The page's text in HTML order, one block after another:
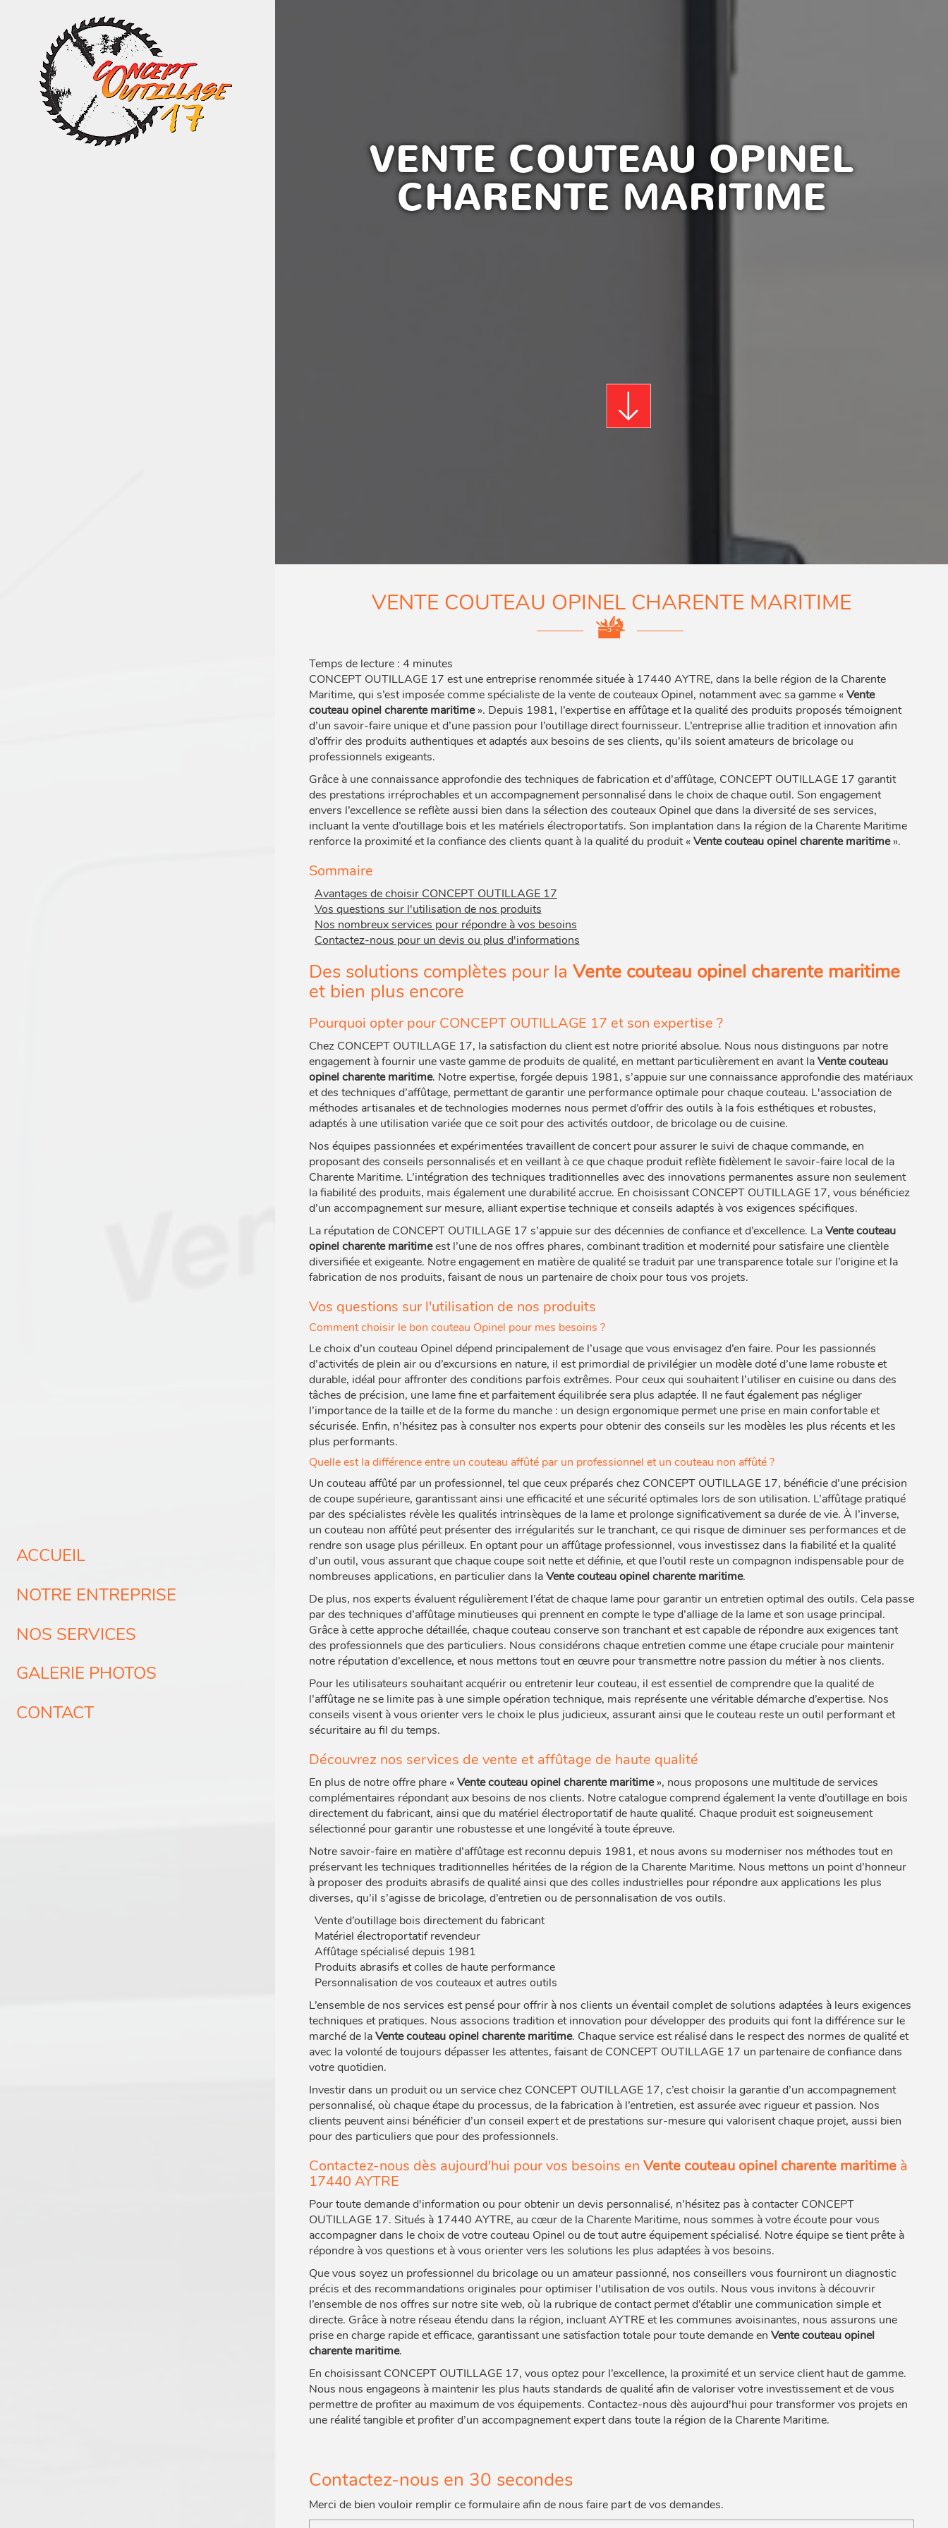
ACCUEIL
NOTRE ENTREPRISE
NOS SERVICES
GALERIE PHOTOS
CONTACT
VENTE COUTEAU OPINEL
CHARENTE MARITIME
VENTE COUTEAU OPINEL CHARENTE MARITIME
Temps de lecture : 4 minutes
CONCEPT OUTILLAGE 17 est une entreprise renommée située à 17440 AYTRE, dans la belle région de la Charente
Maritime, qui s’est imposée comme spécialiste de la vente de couteaux Opinel, notamment avec sa gamme « Vente
couteau opinel charente maritime». Depuis 1981, l’expertise en affûtage et la qualité des produits proposés témoignent
d’un savoir-faire unique et d’une passion pour l’outillage direct fournisseur. L’entreprise allie tradition et innovation afin
d’offrir des produits authentiques et adaptés aux besoins de ses clients, qu’ils soient amateurs de bricolage ou
professionnels exigeants.
Grâce à une connaissance approfondie des techniques de fabrication et d’affûtage, CONCEPT OUTILLAGE 17 garantit
des prestations irréprochables et un accompagnement personnalisé dans le choix de chaque outil. Son engagement
envers l’excellence se reflète aussi bien dans la sélection des couteaux Opinel que dans la diversité de ses services,
incluant la vente d’outillage bois et les matériels électroportatifs. Son implantation dans la région de la Charente Maritime
renforce la proximité et la confiance des clients quant à la qualité du produit « Vente couteau opinel charente maritime».
Sommaire
Avantages de choisir CONCEPT OUTILLAGE 17
Vos questions sur l'utilisation de nos produits
Nos nombreux services pour répondre à vos besoins
Contactez-nous pour un devis ou plus d'informations
Des solutions complètes pour la Vente couteau opinel charente maritime
et bien plus encore
Pourquoi opter pour CONCEPT OUTILLAGE 17 et son expertise ?
Chez CONCEPT OUTILLAGE 17, la satisfaction du client est notre priorité absolue. Nous nous distinguons par notre
engagement à fournir une vaste gamme de produits de qualité, en mettant particulièrement en avant laVente couteau
opinel charente maritime. Notre expertise, forgée depuis 1981, s’appuie sur une connaissance approfondie des matériaux
et des techniques d’affûtage, permettant de garantir une performance optimale pour chaque couteau. L'association de
méthodes artisanales et de technologies modernes nous permet d’offrir des outils à la fois esthétiques et robustes,
adaptés à une utilisation variée que ce soit pour des activités outdoor, de bricolage ou de cuisine.
Nos équipes passionnées et expérimentées travaillent de concert pour assurer le suivi de chaque commande, en
proposant des conseils personnalisés et en veillant à ce que chaque produit reflète fidèlement le savoir-faire local de la
Charente Maritime. L’intégration des techniques traditionnelles avec des innovations permanentes assure non seulement
la fiabilité des produits, mais également une durabilité accrue. En choisissant CONCEPT OUTILLAGE 17, vous bénéficiez
d’un accompagnement sur mesure, alliant expertise technique et conseils adaptés à vos exigences spécifiques.
La réputation de CONCEPT OUTILLAGE 17 s’appuie sur des décennies de confiance et d’excellence. LaVente couteau
opinel charente maritimeest l’une de nos offres phares, combinant tradition et modernité pour satisfaire une clientèle
diversifiée et exigeante. Notre engagement en matière de qualité se traduit par une transparence totale sur l’origine et la
fabrication de nos produits, faisant de nous un partenaire de choix pour tous vos projets.
Vos questions sur l'utilisation de nos produits
Comment choisir le bon couteau Opinel pour mes besoins ?
Le choix d’un couteau Opinel dépend principalement de l’usage que vous envisagez d’en faire. Pour les passionnés
d’activités de plein air ou d’excursions en nature, il est primordial de privilégier un modèle doté d’une lame robuste et
durable, idéal pour affronter des conditions parfois extrêmes. Pour ceux qui souhaitent l’utiliser en cuisine ou dans des
tâches de précision, une lame fine et parfaitement équilibrée sera plus adaptée. Il ne faut également pas négliger
l’importance de la taille et de la forme du manche : un design ergonomique permet une prise en main confortable et
sécurisée. Enfin, n’hésitez pas à consulter nos experts pour obtenir des conseils sur les modèles les plus récents et les
plus performants.
Quelle est la différence entre un couteau affûté par un professionnel et un couteau non affûté ?
Un couteau affûté par un professionnel, tel que ceux préparés chez CONCEPT OUTILLAGE 17, bénéficie d’une précision
de coupe supérieure, garantissant ainsi une efficacité et une sécurité optimales lors de son utilisation. L’affûtage pratiqué
par des spécialistes révèle les qualités intrinsèques de la lame et prolonge significativement sa durée de vie. À l’inverse,
un couteau non affûté peut présenter des irrégularités sur le tranchant, ce qui risque de diminuer ses performances et de
rendre son usage plus périlleux. En optant pour un affûtage professionnel, vous investissez dans la fiabilité et la qualité
d’un outil, vous assurant que chaque coupe soit nette et définie, et que l’outil reste un compagnon indispensable pour de
nombreuses applications, en particulier dans laVente couteau opinel charente maritime.
De plus, nos experts évaluent régulièrement l’état de chaque lame pour garantir un entretien optimal des outils. Cela passe
par des techniques d’affûtage minutieuses qui prennent en compte le type d’alliage de la lame et son usage principal.
Grâce à cette approche détaillée, chaque couteau conserve son tranchant et est capable de répondre aux exigences tant
des professionnels que des particuliers. Nous considérons chaque entretien comme une étape cruciale pour maintenir
notre réputation d’excellence, et nous mettons tout en œuvre pour transmettre notre passion du métier à nos clients.
Pour les utilisateurs souhaitant acquérir ou entretenir leur couteau, il est essentiel de comprendre que la qualité de
l’affûtage ne se limite pas à une simple opération technique, mais représente une véritable démarche d’expertise. Nos
conseils visent à vous orienter vers le choix le plus judicieux, assurant ainsi que le couteau reste un outil performant et
sécuritaire au fil du temps.
Découvrez nos services de vente et affûtage de haute qualité
En plus de notre offre phare « Vente couteau opinel charente maritime», nous proposons une multitude de services
complémentaires répondant aux besoins de nos clients. Notre catalogue comprend également la vente d’outillage en bois
directement du fabricant, ainsi que du matériel électroportatif de haute qualité. Chaque produit est soigneusement
sélectionné pour garantir une robustesse et une longévité à toute épreuve.
Notre savoir-faire en matière d’affûtage est reconnu depuis 1981, et nous avons su moderniser nos méthodes tout en
préservant les techniques traditionnelles héritées de la région de la Charente Maritime. Nous mettons un point d’honneur
à proposer des produits abrasifs de qualité ainsi que des colles industrielles pour répondre aux applications les plus
diverses, qu’il s’agisse de bricolage, d’entretien ou de personnalisation de vos outils.
Vente d’outillage bois directement du fabricant
Matériel électroportatif revendeur
Affûtage spécialisé depuis 1981
Produits abrasifs et colles de haute performance
Personnalisation de vos couteaux et autres outils
L’ensemble de nos services est pensé pour offrir à nos clients un éventail complet de solutions adaptées à leurs exigences
techniques et pratiques. Nous associons tradition et innovation pour développer des produits qui font la différence sur le
marché de laVente couteau opinel charente maritime. Chaque service est réalisé dans le respect des normes de qualité et
avec la volonté de toujours dépasser les attentes, faisant de CONCEPT OUTILLAGE 17 un partenaire de confiance dans
votre quotidien.
Investir dans un produit ou un service chez CONCEPT OUTILLAGE 17, c’est choisir la garantie d’un accompagnement
personnalisé, où chaque étape du processus, de la fabrication à l’entretien, est assurée avec rigueur et passion. Nos
clients peuvent ainsi bénéficier d’un conseil expert et de prestations sur-mesure qui valorisent chaque projet, aussi bien
pour des particuliers que pour des professionnels.
Contactez-nous dès aujourd'hui pour vos besoins en Vente couteau opinel charente maritimeà
17440 AYTRE
Pour toute demande d'information ou pour obtenir un devis personnalisé, n’hésitez pas à contacter CONCEPT
OUTILLAGE 17. Situés à 17440 AYTRE, au cœur de la Charente Maritime, nous sommes à votre écoute pour vous
accompagner dans le choix de votre couteau Opinel ou de tout autre équipement spécialisé. Notre équipe se tient prête à
répondre à vos questions et à vous orienter vers les solutions les plus adaptées à vos besoins.
Que vous soyez un professionnel du bricolage ou un amateur passionné, nos conseillers vous fourniront un diagnostic
précis et des recommandations originales pour optimiser l'utilisation de vos outils. Nous vous invitons à découvrir
l’ensemble de nos offres sur notre site web, où la rubrique de contact permet d’établir une communication simple et
directe. Grâce à notre réseau étendu dans la région, incluant AYTRE et les communes avoisinantes, nous assurons une
prise en charge rapide et efficace, garantissant une satisfaction totale pour toute demande en Vente couteau opinel
charente maritime.
En choisissant CONCEPT OUTILLAGE 17, vous optez pour l’excellence, la proximité et un service client haut de gamme.
Nous nous engageons à maintenir les plus hauts standards de qualité afin de valoriser votre investissement et de vous
permettre de profiter au maximum de vos équipements. Contactez-nous dès aujourd'hui pour transformer vos projets en
une réalité tangible et profiter d’un accompagnement expert dans toute la région de la Charente Maritime.
Contactez-nous en 30 secondes
Merci de bien vouloir remplir ce formulaire afin de nous faire part de vos demandes.